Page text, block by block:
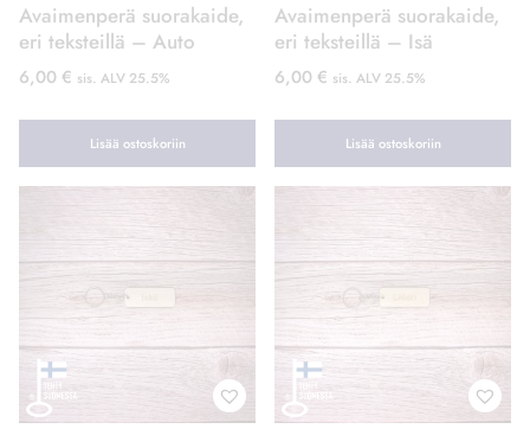
Avaimenperä suorakaide,
eri teksteillä – Auto
6,00 € sis. ALV 25.5%
Lisää ostoskoriin
Avaimenperä suorakaide,
eri teksteillä – Isä
6,00 € sis. ALV 25.5%
Lisää ostoskoriin